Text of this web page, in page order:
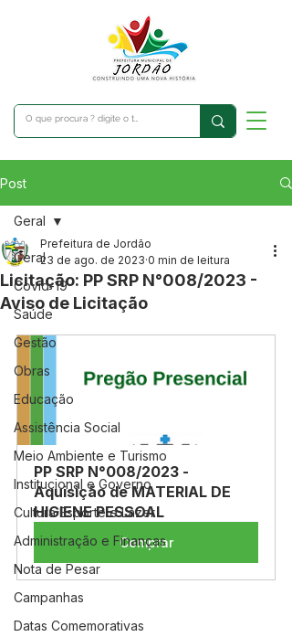
Post
Geral
Covid-19
Saúde
Gestão
Obras
Educação
Assistência Social
Meio Ambiente e Turismo
Institucional e Governo
Cultura Esporte e Lazer
Administração e Finanças
Nota de Pesar
Campanhas
Datas Comemorativas
Geral
Licitação: PP SRP N°008/2023 -
Aviso de Licitação
Prefeitura de Jordão
23 de ago. de 2023 0 min de leitura
PP SRP N°008/2023 -
Aquisição de MATERIAL DE
HIGIENE PESSOAL
Comprar